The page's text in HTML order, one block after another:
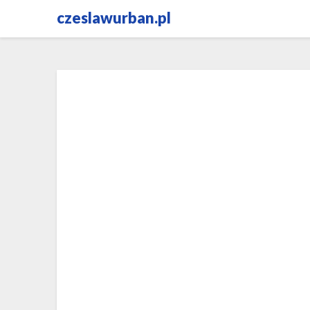
czeslawurban.pl